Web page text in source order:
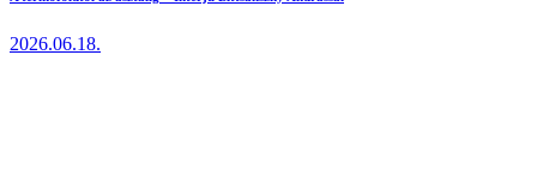
2026.06.18.